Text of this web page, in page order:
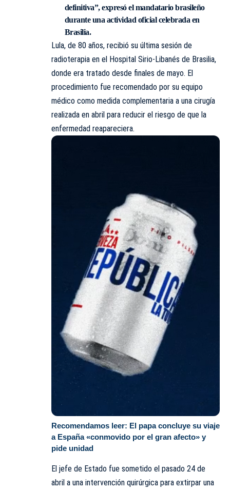
definitiva”, expresó el mandatario brasileño
durante una actividad oficial celebrada en
Brasilia.
Lula, de 80 años, recibió su última sesión de
radioterapia en el Hospital Sirio-Libanés de Brasilia,
donde era tratado desde finales de mayo. El
procedimiento fue recomendado por su equipo
médico como medida complementaria a una cirugía
realizada en abril para reducir el riesgo de que la
enfermedad reapareciera.
Recomendamos leer: El papa concluye su viaje
a España «conmovido por el gran afecto» y
pide unidad
El jefe de Estado fue sometido el pasado 24 de
abril a una intervención quirúrgica para extirpar una